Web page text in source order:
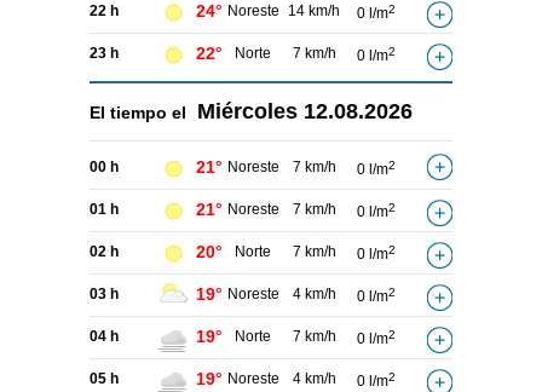
22 h 24° Noreste 14 km/h 0 l/m2
23 h 22° Norte 7 km/h 0 l/m2
El tiempo el Miércoles 12.08.2026
00 h 21° Noreste 7 km/h 0 l/m2
01 h 21° Noreste 7 km/h 0 l/m2
02 h 20° Norte 7 km/h 0 l/m2
03 h 19° Noreste 4 km/h 0 l/m2
04 h 19° Norte 7 km/h 0 l/m2
05 h 19° Noreste 4 km/h 0 l/m2